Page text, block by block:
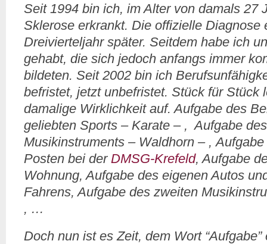
Seit 1994 bin ich, im Alter von damals 27
Sklerose erkrankt. Die offizielle Diagnose
Dreivierteljahr später. Seitdem habe ich
gehabt, die sich jedoch anfangs immer
bildeten. Seit 2002 bin ich
befristet, jetzt unbefristet. Stück für Stück
damalige Wirklichkeit auf. Aufgabe des
geliebten Sports – Karate – , Aufgabe
Musikinstruments – Waldhorn – ,
Posten bei der DMSG-Krefeld, Aufgabe
Wohnung, Aufgabe des eigenen Autos
Fahrens, Aufgabe des zweiten
, …
Doch nun ist es Zeit, dem Wort “Aufgabe”